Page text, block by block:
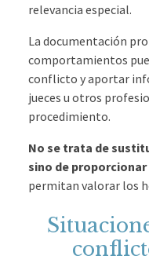
relevancia especial.
La documentación
comportamientos
conflicto y aportar
jueces u otros
procedimiento.
No se trata de
sino de
permitan valorar los